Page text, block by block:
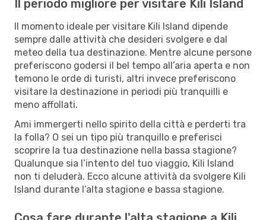
Il periodo migliore per visitare Kili Island
Il momento ideale per visitare Kili Island dipende
sempre dalle attività che desideri svolgere e dal
meteo della tua destinazione. Mentre alcune persone
preferiscono godersi il bel tempo all’aria aperta e non
temono le orde di turisti, altri invece preferiscono
visitare la destinazione in periodi più tranquilli e
meno affollati.
Ami immergerti nello spirito della città e perderti tra
la folla? O sei un tipo più tranquillo e preferisci
scoprire la tua destinazione nella bassa stagione?
Qualunque sia l’intento del tuo viaggio, Kili Island
non ti deluderà. Ecco alcune attività da svolgere Kili
Island durante l’alta stagione e bassa stagione.